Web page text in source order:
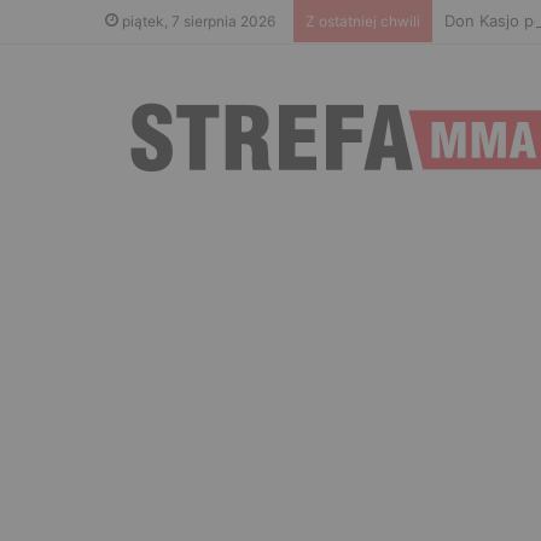
piątek, 7 sierpnia 2026 Z ostatniej chwili Don Kasjo